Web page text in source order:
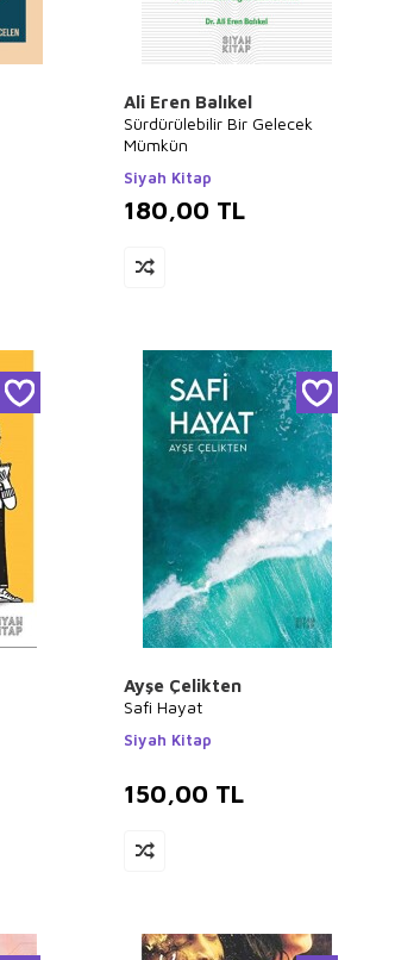
Ali Eren Balıkel
Sürdürülebilir Bir Gelecek
Mümkün
Siyah Kitap
180,00 TL
Ayşe Çelikten
Safi Hayat
Siyah Kitap
150,00 TL